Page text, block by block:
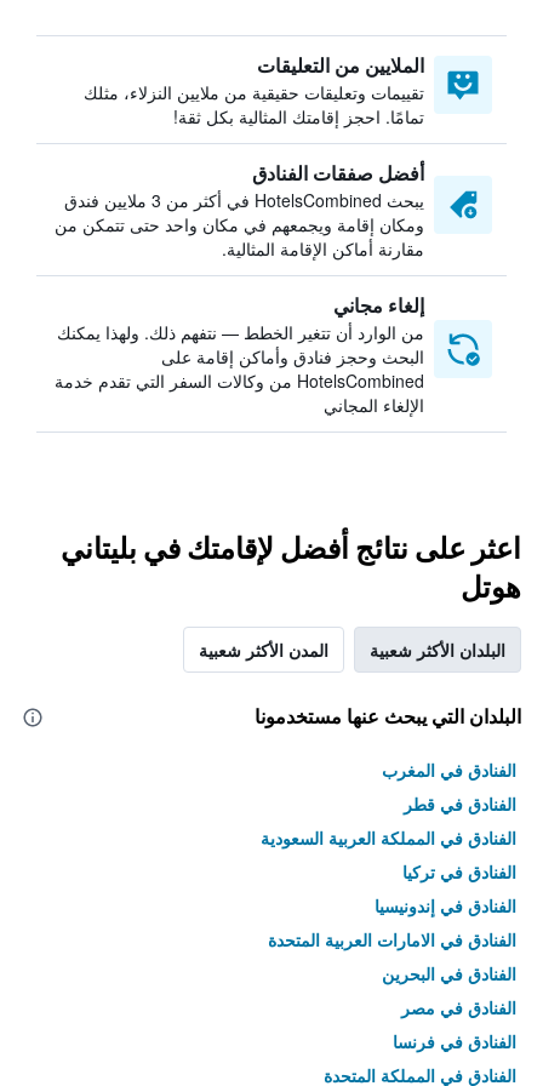
الملايين من التعليقات
تقييمات وتعليقات حقيقية من ملايين النزلاء، مثلك
تمامًا. احجز إقامتك المثالية بكل ثقة!
أفضل صفقات الفنادق
يبحث HotelsCombined في أكثر من 3 ملايين فندق
ومكان إقامة ويجمعهم في مكان واحد حتى تتمكن من
مقارنة أماكن الإقامة المثالية.
إلغاء مجاني
من الوارد أن تتغير الخطط — نتفهم ذلك. ولهذا يمكنك
البحث وحجز فنادق وأماكن إقامة على
HotelsCombined من وكالات السفر التي تقدم خدمة
الإلغاء المجاني
اعثر على نتائج أفضل لإقامتك في بليتاني
هوتل
البلدان الأكثر شعبية المدن الأكثر شعبية
البلدان التي يبحث عنها مستخدمونا
الفنادق في المغرب
الفنادق في قطر
الفنادق في المملكة العربية السعودية
الفنادق في تركيا
الفنادق في إندونيسيا
الفنادق في الامارات العربية المتحدة
الفنادق في البحرين
الفنادق في مصر
الفنادق في فرنسا
الفنادق في المملكة المتحدة